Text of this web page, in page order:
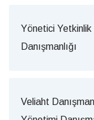
Yönetici
Danışmanlığı
Veliaht